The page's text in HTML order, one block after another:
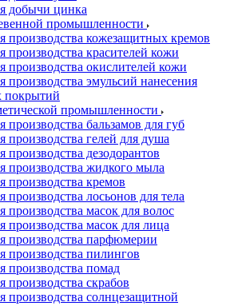
добычи цинка
промышленности
производства кожезащитных кремов
производства красителей кожи
производства окислителей кожи
производства эмульсий нанесения
покрытий
промышленности
производства бальзамов для губ
производства гелей для душа
производства дезодорантов
производства жидкого мыла
производства кремов
производства лосьонов для тела
производства масок для волос
производства масок для лица
производства парфюмерии
производства пилингов
производства помад
производства скрабов
производства солнцезащитной